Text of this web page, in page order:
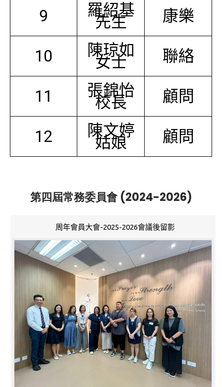
9 羅紹基
先生 康樂
10 陳琼如
女士 聯絡
11 張錦怡
校長 顧問
12 陳文婷
姑娘 顧問
第四屆常務委員會 (2024-2026)
周年會員大會-2025-2026會議後留影